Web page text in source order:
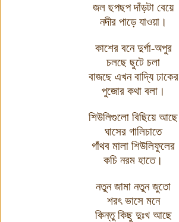
জল ছপছপ দাঁড়টা বেয়ে
নদীর পাড়ে যাওয়া।
কাশের বনে দুর্গা-অপুর
চলছে ছুটে চলা
বাজছে এখন বাদ্যি ঢাকের
পুজোর কথা বলা।
শিউলিগুলো বিছিয়ে আছে
ঘাসের গালিচাতে
গাঁথব মালা শিউলিফুলের
কচি নরম হাতে।
নতুন জামা নতুন জুতো
শরৎ ভাসে মনে
কিন্তু কিছু দুঃখ আছে